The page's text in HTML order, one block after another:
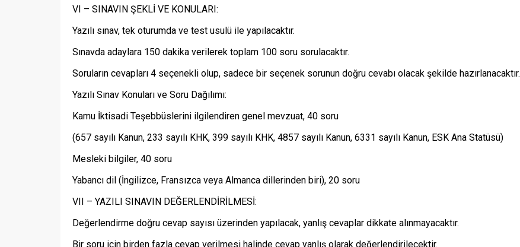
VI – SINAVIN ŞEKLİ VE KONULARI:
Yazılı sınav, tek oturumda ve test usulü ile yapılacaktır.
Sınavda adaylara 150 dakika verilerek toplam 100 soru sorulacaktır.
Soruların cevapları 4 seçenekli olup, sadece bir seçenek sorunun doğru cevabı olacak şekilde hazırlanacaktır.
Yazılı Sınav Konuları ve Soru Dağılımı:
Kamu İktisadi Teşebbüslerini ilgilendiren genel mevzuat, 40 soru
(657 sayılı Kanun, 233 sayılı KHK, 399 sayılı KHK, 4857 sayılı Kanun, 6331 sayılı Kanun, ESK Ana Statüsü)
Mesleki bilgiler, 40 soru
Yabancı dil (İngilizce, Fransızca veya Almanca dillerinden biri), 20 soru
VII – YAZILI SINAVIN DEĞERLENDİRİLMESİ:
Değerlendirme doğru cevap sayısı üzerinden yapılacak, yanlış cevaplar dikkate alınmayacaktır.
Bir soru için birden fazla cevap verilmesi halinde cevap yanlış olarak değerlendirilecektir.